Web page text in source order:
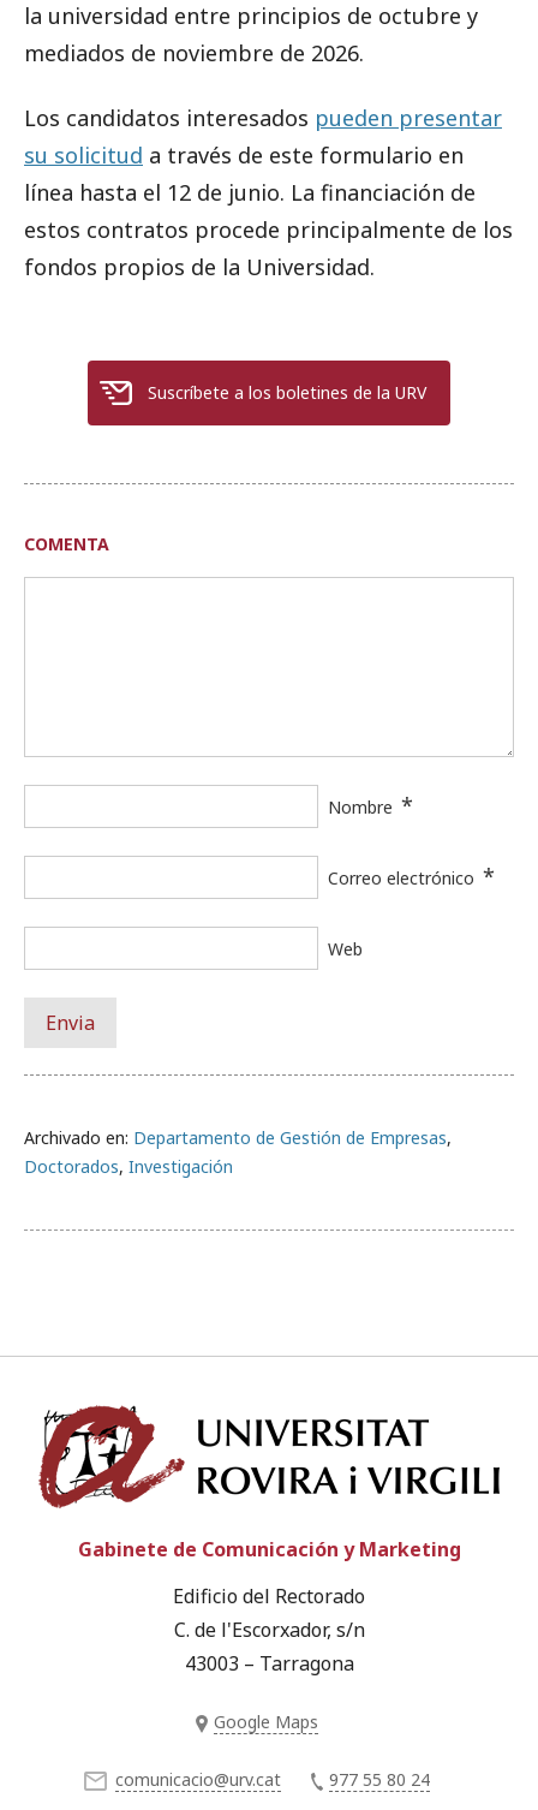
la universidad entre principios de octubre y
mediados de noviembre de 2026.
Los candidatos interesados pueden presentar
su solicitud a través de este formulario en
línea hasta el 12 de junio. La financiación de
estos contratos procede principalmente de los
fondos propios de la Universidad.
Suscríbete a los boletines de la URV
Archivado en: Departamento de Gestión de Empresas,
Doctorados, Investigación
COMENTA
Nombre *
Correo electrónico *
Web
Gabinete de Comunicación y Marketing
Edificio del Rectorado
C. de l'Escorxador, s/n
43003 – Tarragona
Google Maps
comunicacio@urv.cat 977 55 80 24